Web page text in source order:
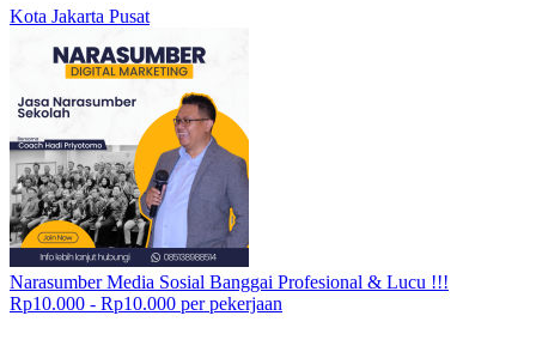
Kota Jakarta Pusat
Narasumber Media Sosial Banggai Profesional & Lucu !!!
Rp10.000 - Rp10.000 per pekerjaan